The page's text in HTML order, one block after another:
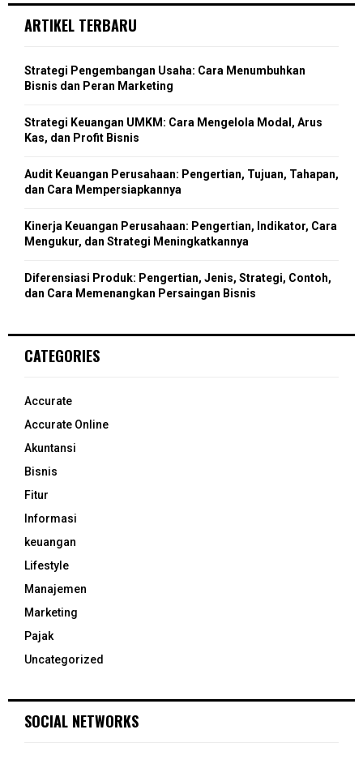
h
o
r
C
ARTIKEL TERBARU
Strategi Pengembangan Usaha: Cara Menumbuhkan
Bisnis dan Peran Marketing
Strategi Keuangan UMKM: Cara Mengelola Modal, Arus
Kas, dan Profit Bisnis
Audit Keuangan Perusahaan: Pengertian, Tujuan, Tahapan,
dan Cara Mempersiapkannya
Kinerja Keuangan Perusahaan: Pengertian, Indikator, Cara
Mengukur, dan Strategi Meningkatkannya
Diferensiasi Produk: Pengertian, Jenis, Strategi, Contoh,
dan Cara Memenangkan Persaingan Bisnis
CATEGORIES
Accurate
Accurate Online
Akuntansi
Bisnis
Fitur
Informasi
keuangan
Lifestyle
Manajemen
Marketing
Pajak
Uncategorized
SOCIAL NETWORKS